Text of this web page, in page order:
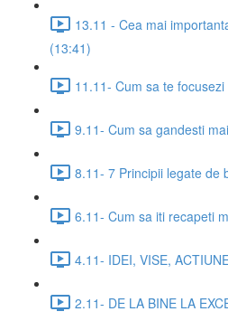
13.11 - Cea mai
(13:41)
11.11- Cum sa te
9.11- Cum sa gandesti
8.11- 7 Principii legate de
6.11- Cum sa iti recapeti
4.11- IDEI, VISE,
2.11- DE LA BINE LA